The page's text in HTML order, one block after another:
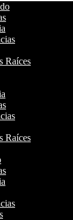
Raíces
Raíces